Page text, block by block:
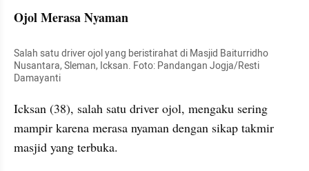
Ojol Merasa Nyaman
Salah satu driver ojol yang beristirahat di Masjid Baiturridho
Nusantara, Sleman, Icksan. Foto: Pandangan Jogja/Resti
Damayanti
Icksan (38), salah satu driver ojol, mengaku sering
mampir karena merasa nyaman dengan sikap takmir
masjid yang terbuka.